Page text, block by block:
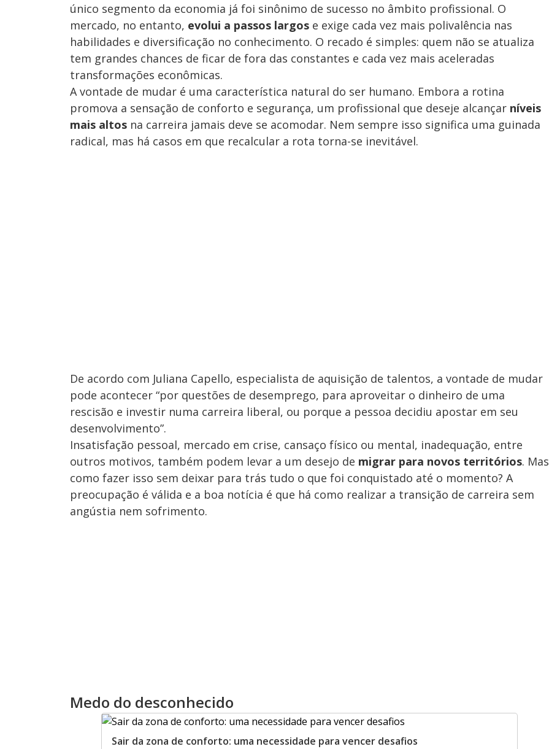
único segmento da economia já foi sinônimo de sucesso no âmbito profissional. O
mercado, no entanto, evolui a passos largos e exige cada vez mais polivalência nas
habilidades e diversificação no conhecimento. O recado é simples: quem não se atualiza
tem grandes chances de ficar de fora das constantes e cada vez mais aceleradas
transformações econômicas.
A vontade de mudar é uma característica natural do ser humano. Embora a rotina
promova a sensação de conforto e segurança, um profissional que deseje alcançar níveis
mais altos na carreira jamais deve se acomodar. Nem sempre isso significa uma guinada
radical, mas há casos em que recalcular a rota torna-se inevitável.
De acordo com Juliana Capello, especialista de aquisição de talentos, a vontade de mudar
pode acontecer “por questões de desemprego, para aproveitar o dinheiro de uma
rescisão e investir numa carreira liberal, ou porque a pessoa decidiu apostar em seu
desenvolvimento”.
Insatisfação pessoal, mercado em crise, cansaço físico ou mental, inadequação, entre
outros motivos, também podem levar a um desejo de migrar para novos territórios. Mas
como fazer isso sem deixar para trás tudo o que foi conquistado até o momento? A
preocupação é válida e a boa notícia é que há como realizar a transição de carreira sem
angústia nem sofrimento.
Medo do desconhecido
Sair da zona de conforto: uma necessidade para vencer desafios